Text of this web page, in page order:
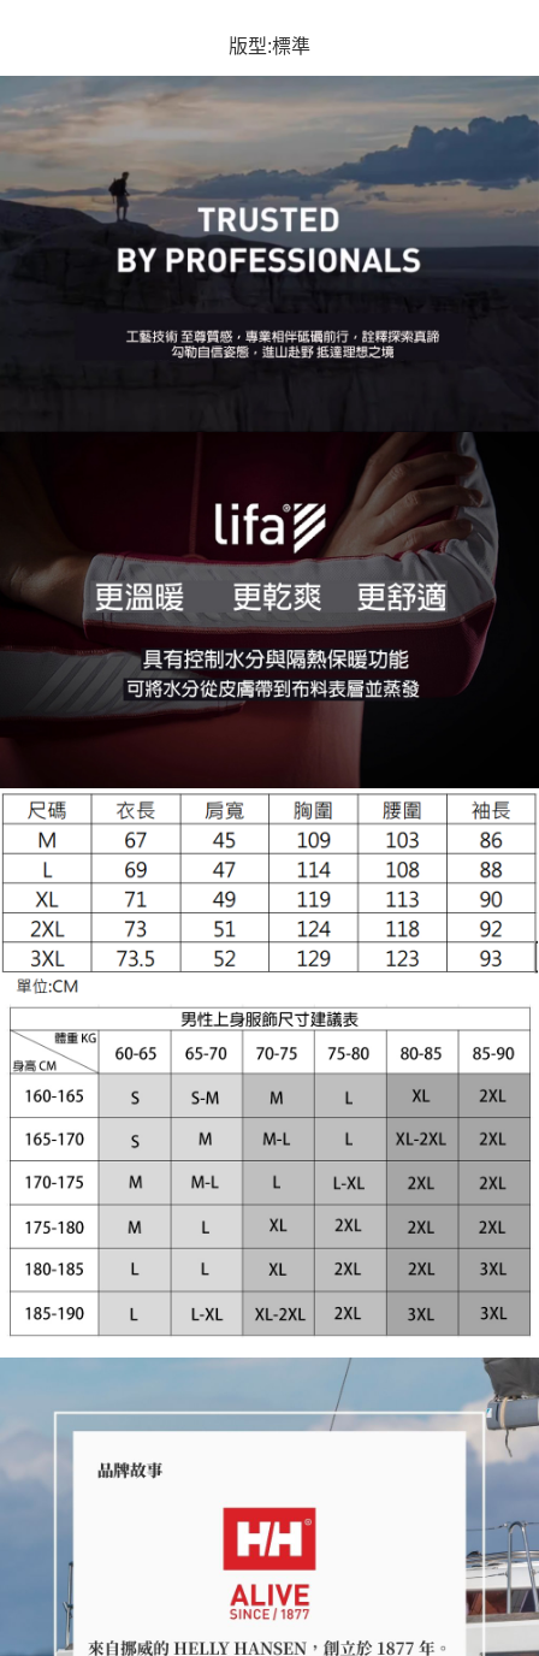
版型:標準